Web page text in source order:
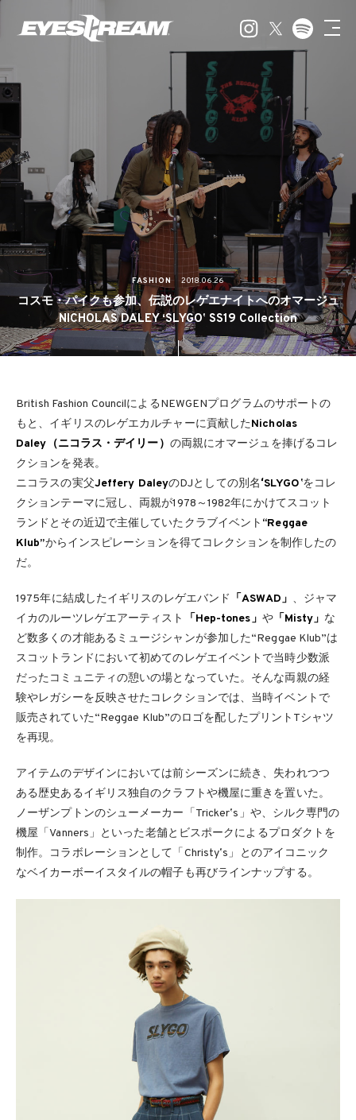
FASHION 2018.06.26
コスモ・パイクも参加、伝説のレゲエナイトへのオマージュ
NICHOLAS DALEY ʻSLYGOʼ SS19 Collection
British Fashion CouncilによるNEWGENプログラムのサポートの
もと、イギリスのレゲエカルチャーに貢献したNicholas
Daley（ニコラス・デイリー） の両親にオマージュを捧げるコレ
クションを発表。
ニコラスの実父Jeffery DaleyのDJとしての別名ʻSLYGOʼをコレ
クションテーマに冠し、両親が1978～1982年にかけてスコット
ランドとその近辺で主催していたクラブイベント “Reggae
Klub”からインスピレーションを得てコレクションを制作したの
だ。
1975年に結成したイギリスのレゲエバンド 「ASWAD」 、ジャマ
イカのルーツレゲエアーティスト
「Hep-tones」 や「Misty」 な
ど数多くの才能あるミュージシャンが参加した“Reggae Klub”は
スコットランドにおいて初めてのレゲエイベントで当時少数派
だったコミュニティの憩いの場となっていた。そんな両親の経
験やレガシーを反映させたコレクションでは、当時イベントで
販売されていた“Reggae Klub”のロゴを配したプリントTシャツ
を再現。
アイテムのデザインにおいては前シーズンに続き、失われつつ
ある歴史あるイギリス独自のクラフトや機屋に重きを置いた。
ノーザンプトンのシューメーカー「Trickerʼs」や、シルク専門の
機屋「Vanners」といった老舗とビスポークによるプロダクトを
制作。コラボレーションとして「Christyʼs」とのアイコニック
なベイカーボーイスタイルの帽子も再びラインナップする。